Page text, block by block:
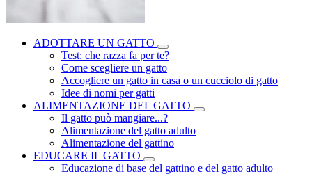
ADOTTARE UN GATTO
Test: che razza fa per te?
Come scegliere un gatto
Accogliere un gatto in casa o un cucciolo di gatto
Idee di nomi per gatti
ALIMENTAZIONE DEL GATTO
Il gatto può mangiare...?
Alimentazione del gatto adulto
Alimentazione del gattino
EDUCARE IL GATTO
Educazione di base del gattino e del gatto adulto